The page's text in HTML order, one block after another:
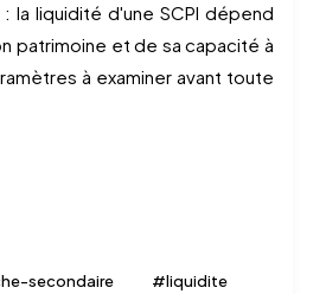
la liquidité d'une SCPI dépend
patrimoine et de sa capacité à
à examiner avant toute
secondaire #liquidite